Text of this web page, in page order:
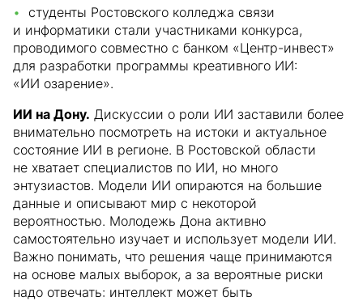
студенты Ростовского колледжа связи
и информатики стали участниками конкурса,
проводимого совместно с банком «Центр-инвест»
для разработки программы креативного ИИ:
«ИИ озарение».
ИИ на Дону. Дискуссии о роли ИИ заставили более
внимательно посмотреть на истоки и актуальное
состояние ИИ в регионе. В Ростовской области
не хватает специалистов по ИИ, но много
энтузиастов. Модели ИИ опираются на большие
данные и описывают мир с некоторой
вероятностью. Молодежь Дона активно
самостоятельно изучает и использует модели ИИ.
Важно понимать, что решения чаще принимаются
на основе малых выборок, а за вероятные риски
надо отвечать: интеллект может быть